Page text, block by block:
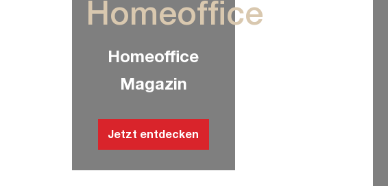
Homeoffice
Homeoffice
Magazin
Jetzt entdecken